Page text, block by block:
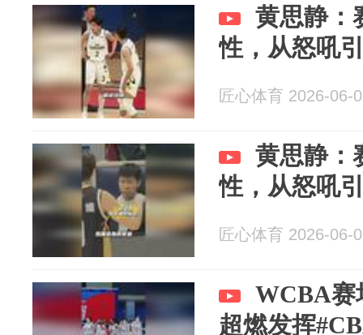
黄思静：
性，从怒吼
匠心体育 2026-06-
黄思静：
性，从怒吼
匠心体育 2026-06-
WCBA赛
超燃发挥